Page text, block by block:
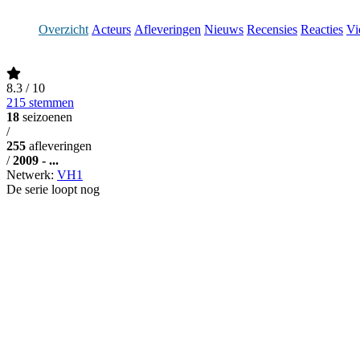
Overzicht Acteurs Afleveringen Nieuws Recensies Reacties
8.3 / 10
215 stemmen
18 seizoenen
/
255 afleveringen
/ 2009 - ...
Netwerk: VH1
De serie loopt nog